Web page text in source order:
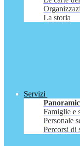
La storia
Servizi
Famiglie e
Personale
Percorsi di